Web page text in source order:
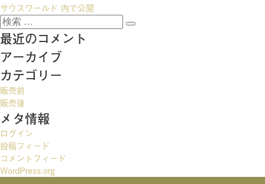
投
稿
ナ
ビ
ゲ
ー
シ
ョ
ン
サウスワールド 内で公開
検
索:
検
最近のコメント
アーカイブ
カテゴリー
販売前
販売後
メタ情報
ログイン
投稿フィード
コメントフィード
WordPress.org